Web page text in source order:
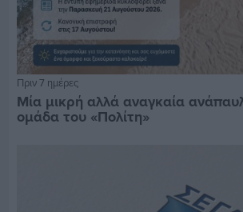
Πριν 7 ημέρες
Μία μικρή αλλά αναγκαία
ομάδα του «Πολίτη»